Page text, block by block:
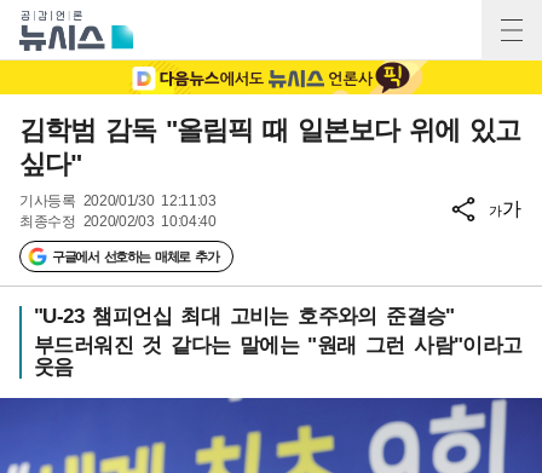
김학범 감독 "올림픽 때 일본보다 위에 있고
싶다"
기사등록 2020/01/30 12:11:03
최종수정 2020/02/03 10:04:40
구글에서 선호하는 매체로 추가
가가
"U-23 챔피언십 최대 고비는 호주와의 준결승"
부드러워진 것 같다는 말에는 "원래 그런 사람"이라고
웃음